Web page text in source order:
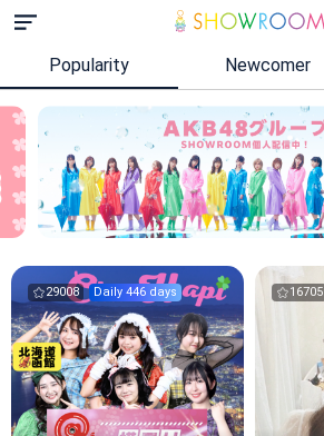
Popularity Newcomer
29008 Daily 446 days 16705